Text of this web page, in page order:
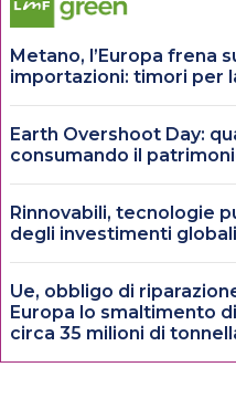
Metano, l’Europa frena
importazioni: timori per
Earth Overshoot Day:
consumando il
Rinnovabili, tecnologie
degli investimenti globali
Ue, obbligo di
Europa lo smaltimento
circa 35 milioni di